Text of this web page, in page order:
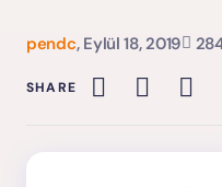
pendc, Eylül 18, 2019
SHARE